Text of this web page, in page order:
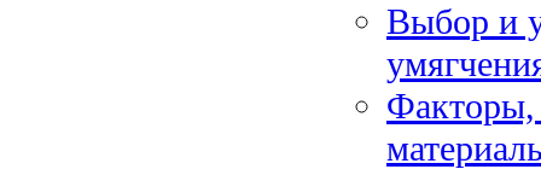
Выбор и
Факторы,